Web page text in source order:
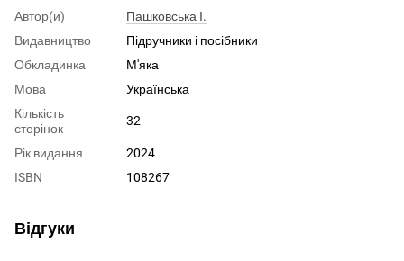
Автор(и)
Пашковська І.
Видавництво
Підручники і посібники
Обкладинка
М'яка
Мова
Українська
Кількість
сторінок
32
Рік видання
2024
ISBN
108267
Відгуки